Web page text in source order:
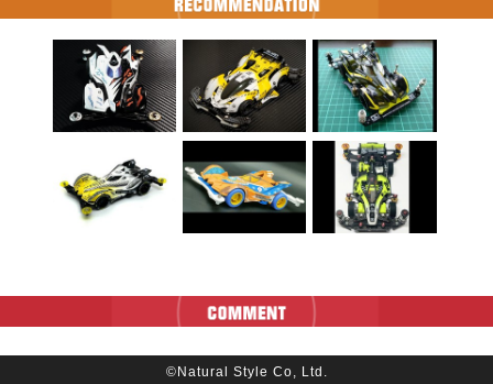
©Natural Style Co, Ltd.